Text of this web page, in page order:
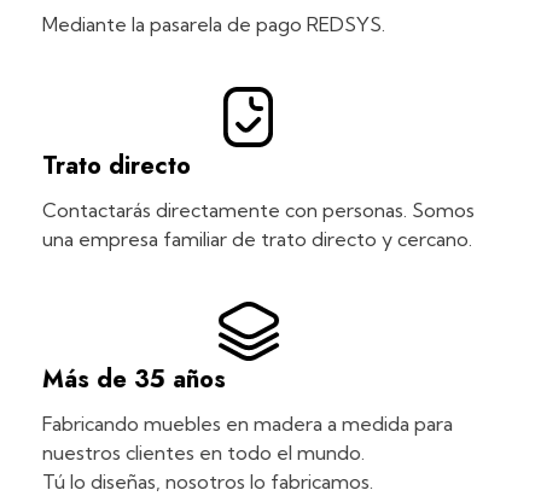
Mediante la pasarela de pago REDSYS.
Trato directo
Contactarás directamente con personas. Somos
una empresa familiar de trato directo y cercano.
Más de 35 años
Fabricando muebles en madera a medida para
nuestros clientes en todo el mundo.
Tú lo diseñas, nosotros lo fabricamos.